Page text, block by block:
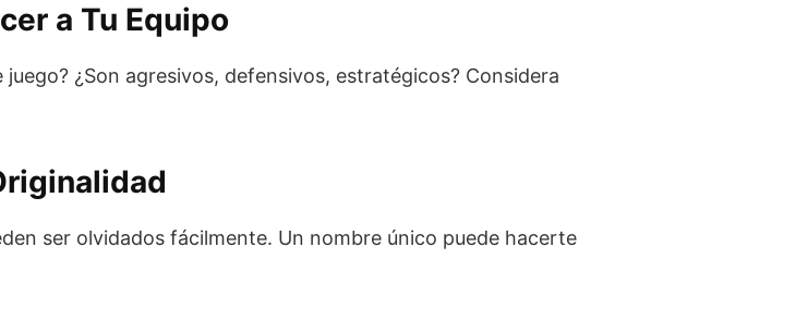
a Tu Equipo
¿Son agresivos, defensivos, estratégicos? Considera
ser olvidados fácilmente. Un nombre único puede hacerte